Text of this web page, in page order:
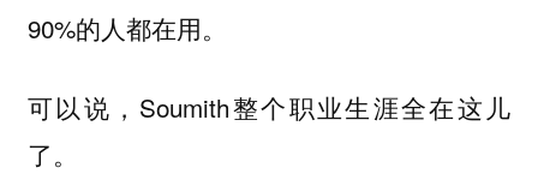
90%的人都在用。
可以说，Soumith整个职业生涯全在这儿
了。